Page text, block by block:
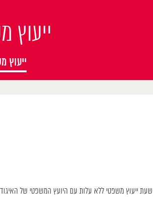
ייעוץ
ייעוץ
ייעוץ משפטי ללא עלות עם היועץ המשפטי של האיגוד,